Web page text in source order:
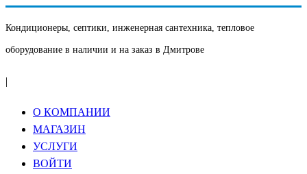
Кондиционеры, септики, инженерная сантехника, тепловое
оборудование в наличии и на заказ в Дмитрове
|
О КОМПАНИИ
МАГАЗИН
УСЛУГИ
ВОЙТИ